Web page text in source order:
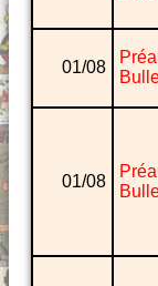
01/08
01/08